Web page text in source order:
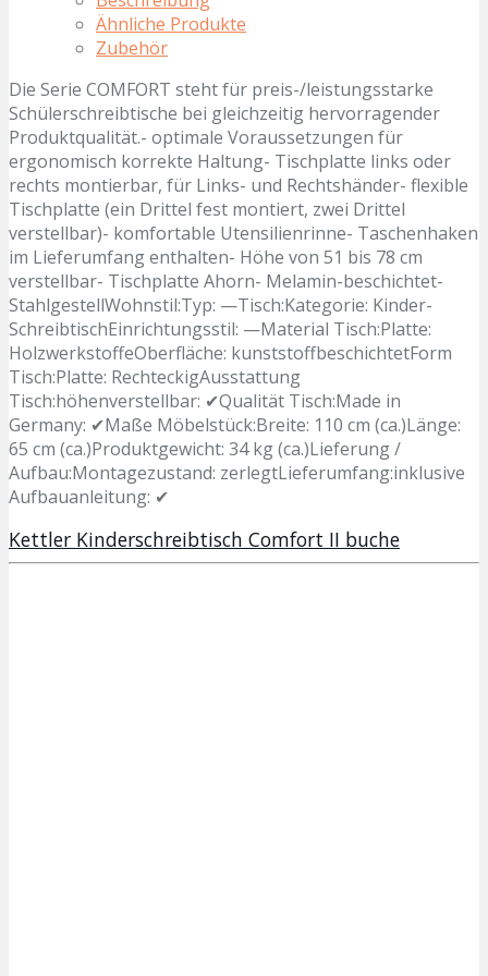
Ähnliche Produkte
Zubehör
Die Serie COMFORT steht für preis-/leistungsstarke
Schülerschreibtische bei gleichzeitig hervorragender
Produktqualität.- optimale Voraussetzungen für
ergonomisch korrekte Haltung- Tischplatte links oder
rechts montierbar, für Links- und Rechtshänder- flexible
Tischplatte (ein Drittel fest montiert, zwei Drittel
verstellbar)- komfortable Utensilienrinne- Taschenhaken
im Lieferumfang enthalten- Höhe von 51 bis 78 cm
verstellbar- Tischplatte Ahorn- Melamin-beschichtet-
StahlgestellWohnstil:Typ: —Tisch:Kategorie: Kinder-
SchreibtischEinrichtungsstil: —Material Tisch:Platte:
HolzwerkstoffeOberfläche: kunststoffbeschichtetForm
Tisch:Platte: RechteckigAusstattung
Tisch:höhenverstellbar: ✔Qualität Tisch:Made in
Germany: ✔Maße Möbelstück:Breite: 110 cm (ca.)Länge:
65 cm (ca.)Produktgewicht: 34 kg (ca.)Lieferung /
Aufbau:Montagezustand: zerlegtLieferumfang:inklusive
Aufbauanleitung: ✔
Kettler Kinderschreibtisch Comfort II buche